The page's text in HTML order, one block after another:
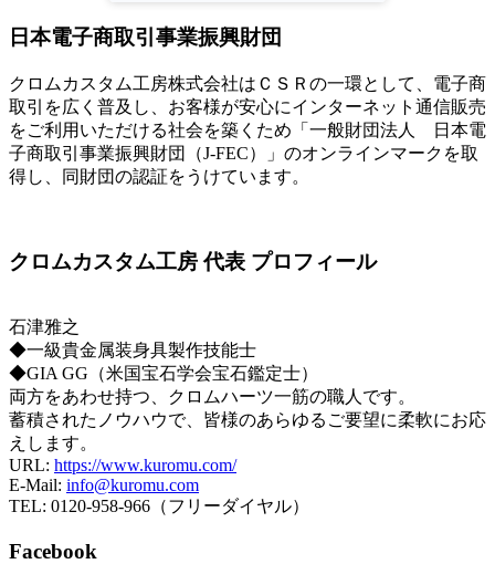
日本電子商取引事業振興財団
クロムカスタム工房株式会社はＣＳＲの一環として、電子商
取引を広く普及し、お客様が安心にインターネット通信販売
をご利用いただける社会を築くため「一般財団法人 日本電
子商取引事業振興財団（J-FEC）」のオンラインマークを取
得し、同財団の認証をうけています。
クロムカスタム工房 代表 プロフィール
石津雅之
◆一級貴金属装身具製作技能士
◆GIA GG（米国宝石学会宝石鑑定士）
両方をあわせ持つ、クロムハーツ一筋の職人です。
蓄積されたノウハウで、皆様のあらゆるご要望に柔軟にお応
えします。
URL: https://www.kuromu.com/
E-Mail: info@kuromu.com
TEL: 0120-958-966（フリーダイヤル）
Facebook